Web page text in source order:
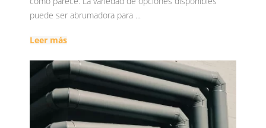
puede ser abrumadora para ...
Leer más